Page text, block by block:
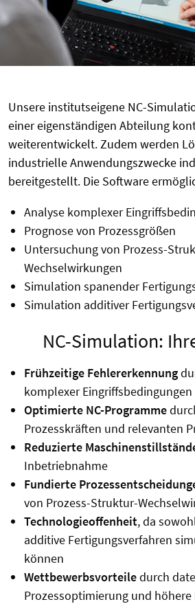
Unsere institutseigene NC-
einer eigenständigen Abteilung
weiterentwickelt. Zudem werden
industrielle Anwendungszwecke
bereitgestellt. Die Software
Analyse komplexer
Prognose von Prozessgrößen
Untersuchung von Prozess-
Wechselwirkungen
Simulation spanender
Simulation additiver
NC-Simulation:
Frühzeitige Fehlererkennung
komplexer Eingriffsbedingungen
Optimierte NC-Programme
Prozesskräften und relevanten
Reduzierte
Inbetriebnahme
Fundierte
von Prozess-Struktur-
Technologieoffenheit, da
additive Fertigungsverfahren
können
Wettbewerbsvorteiledurch
Prozessoptimierung und höhere